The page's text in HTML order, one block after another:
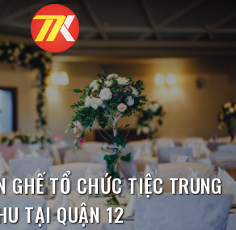
GHẾ TỔ CHỨC TIỆC TRUNG
TẠI QUẬN 12